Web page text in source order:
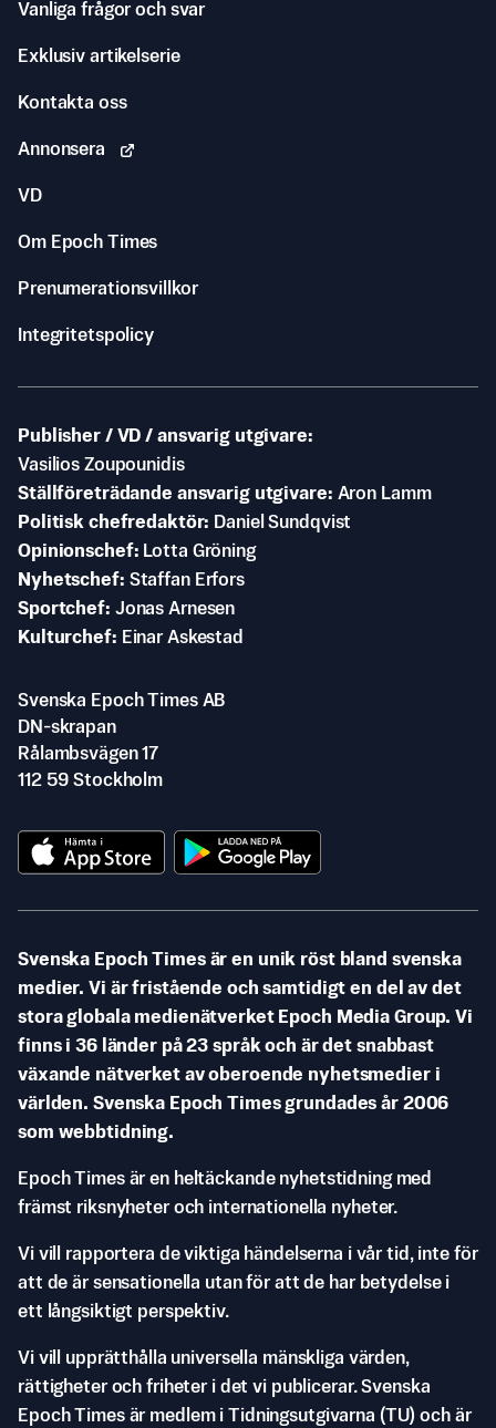
Vanliga frågor och svar
Exklusiv artikelserie
Kontakta oss
Annonsera
VD
Om Epoch Times
Prenumerationsvillkor
Integritetspolicy
Publisher / VD / ansvarig utgivare
Vasilios Zoupounidis
Ställföreträdande ansvarig utgivare Aron Lamm
Politisk chefredaktör
Daniel Sundqvist
Opinionschef
Lotta Gröning
Nyhetschef Staffan Erfors
Sportchef Jonas Arnesen
Kulturchef
Einar Askestad
Svenska Epoch Times AB
DN-skrapan
Rålambsvägen 17
112 59 Stockholm
Svenska Epoch Times är en unik röst bland svenska
medier. Vi är fristående och samtidigt en del av det
stora globala medienätverket Epoch Media Group. Vi
finns i 36 länder på 23 språk och är det snabbast
växande nätverket av oberoende nyhetsmedier i
världen. Svenska Epoch Times grundades år 2006
som webbtidning.
Epoch Times är en heltäckande nyhetstidning med
främst riksnyheter och internationella nyheter.
Vi vill rapportera de viktiga händelserna i vår tid, inte för
att de är sensationella utan för att de har betydelse i
ett långsiktigt perspektiv.
Vi vill upprätthålla universella mänskliga värden,
rättigheter och friheter i det vi publicerar. Svenska
Epoch Times är medlem i Tidningsutgivarna (TU) och är